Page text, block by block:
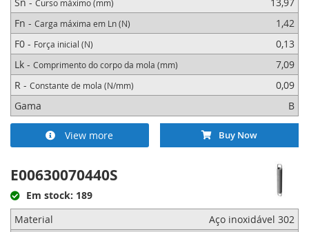
Sn - Curso máximo (mm)
13,97
Fn - Carga máxima em Ln (N)
1,42
F0 - Força inicial (N)
0,13
Lk - Comprimento do corpo da mola (mm)
7,09
R - Constante de mola (N/mm)
0,09
Gama
B
View more Buy Now
E00630070440S
Em stock: 189
Material
Aço inoxidável 302